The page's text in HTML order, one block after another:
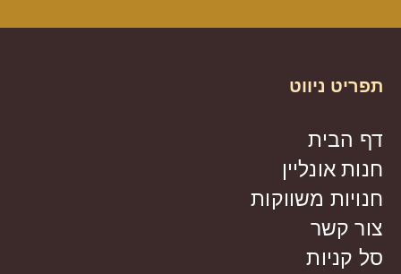
תפריט ניווט
דף הבית
חנות אונליין
חנויות משווקות
צור קשר
סל קניות